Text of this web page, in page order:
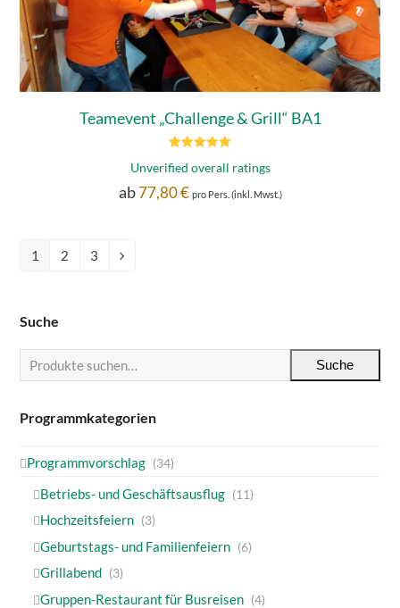
Teamevent „Challenge & Grill“ BA1
5.00von 5
Unverified overall ratings
ab77,80€ pro Pers. (inkl. Mwst.)
1 2 3
Suche
Suche
Programmkategorien
Programmvorschlag (34)
Betriebs- und Geschäftsausflug (11)
Hochzeitsfeiern (3)
Geburtstags- und Familienfeiern (6)
Grillabend (3)
Gruppen-Restaurant für Busreisen (4)